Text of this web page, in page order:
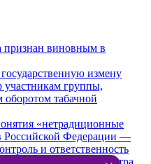
признан виновным в
измену
группы,
табачной
«нетрадиционные
Российской Федерации —
и ответственность
имущество министра